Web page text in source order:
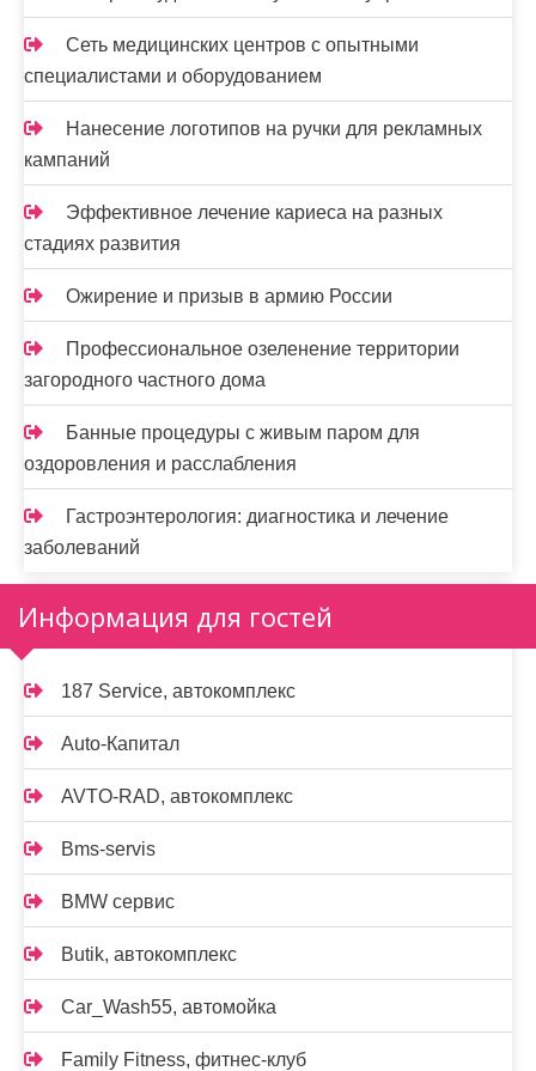
Сеть медицинских центров с опытными
специалистами и оборудованием
Нанесение логотипов на ручки для рекламных
кампаний
Эффективное лечение кариеса на разных
стадиях развития
Ожирение и призыв в армию России
Профессиональное озеленение территории
загородного частного дома
Банные процедуры с живым паром для
оздоровления и расслабления
Гастроэнтерология: диагностика и лечение
заболеваний
Информация для гостей
187 Service, автокомплекс
Auto-Капитал
AVTO-RAD, автокомплекс
Bms-servis
BMW сервис
Butik, автокомплекс
Car_Wash55, автомойка
Family Fitness, фитнес-клуб